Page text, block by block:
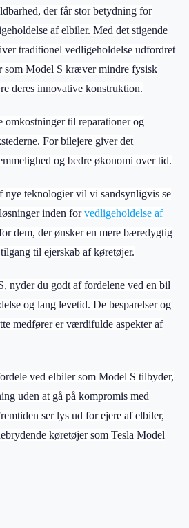
der får stor betydning for
af elbiler. Med det stigende
traditionel vedligeholdelse udfordret
som Model S kræver mindre fysisk
deres innovative konstruktion.
omkostninger til reparationer og
For bilejere giver det
og bedre økonomi over tid.
nye teknologier vil vi sandsynligvis se
inden forvedligeholdelse af
dem, der ønsker en mere bæredygtig
til ejerskab af køretøjer.
nyder du godt af fordelene ved en bil
og lang levetid. De besparelser og
medfører er værdifulde aspekter af
ved elbiler som Model S tilbyder,
uden at gå på kompromis med
ser lys ud for ejere af elbiler,
køretøjer som Tesla Model